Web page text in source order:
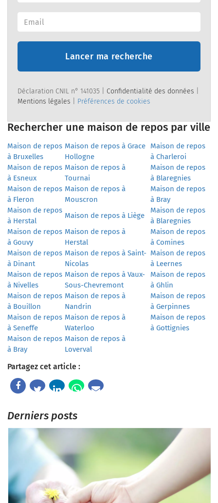
Lancer ma recherche
Déclaration CNIL n° 141035 | Confidentialité des données
Mentions légales
Préférences de cookies
Rechercher une maison de repos par ville
Maison de repos
à Bruxelles
Maison de repos à Grace
Hollogne
Maison de repos
à Charleroi
Maison de repos
à Esneux
Maison de repos à
Tournai
Maison de repos
à Blaregnies
Maison de repos
à Fleron
Maison de repos à
Mouscron
Maison de repos
à Bray
Maison de repos
à Herstal
Maison de repos à Liège
Maison de repos
à Blaregnies
Maison de repos
à Gouvy
Maison de repos à
Herstal
Maison de repos
à Comines
Maison de repos
à Dinant
Maison de repos à Saint-
Nicolas
Maison de repos
à Leernes
Maison de repos
à Nivelles
Maison de repos à Vaux-
Sous-Chevremont
Maison de repos
à Ghlin
Maison de repos
à Bouillon
Maison de repos à
Nandrin
Maison de repos
à Gerpinnes
Maison de repos
à Seneffe
Maison de repos à
Waterloo
Maison de repos
à Gottignies
Maison de repos
à Bray
Maison de repos à
Loverval
Partagez cet article :
Derniers posts